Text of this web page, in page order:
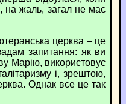
на жаль, загал не має
церква – це
запитання: як ви
Марію, використовує
і, зрештою,
Однак все це так